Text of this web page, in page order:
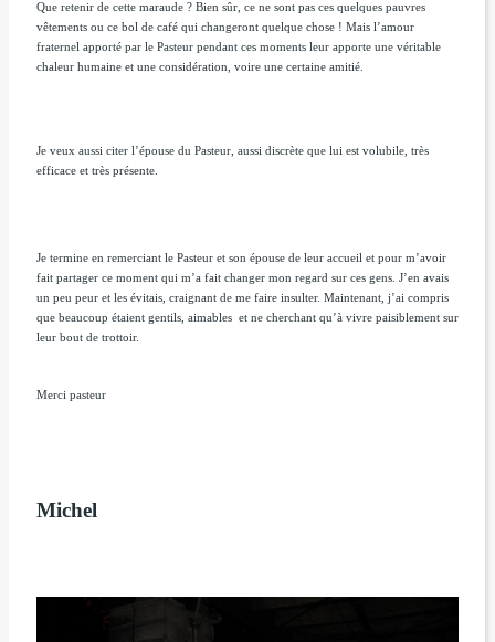
Que retenir de cette maraude ? Bien sûr, ce ne sont pas ces quelques pauvres
vêtements ou ce bol de café qui changeront quelque chose ! Mais l’amour
fraternel apporté par le Pasteur pendant ces moments leur apporte une véritable
chaleur humaine et une considération, voire une certaine amitié.
Je veux aussi citer l’épouse du Pasteur, aussi discrète que lui est volubile, très
efficace et très présente.
Je termine en remerciant le Pasteur et son épouse de leur accueil et pour m’avoir
fait partager ce moment qui m’a fait changer mon regard sur ces gens. J’en avais
un peu peur et les évitais, craignant de me faire insulter. Maintenant, j’ai compris
que beaucoup étaient gentils, aimables et ne cherchant qu’à vivre paisiblement sur
leur bout de trottoir.
Merci pasteur
Michel